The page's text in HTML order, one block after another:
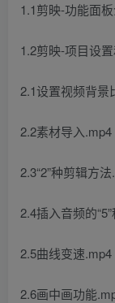
1.1剪映-功能面
1.2剪映-项目设
2.1设置视频背景
2.2素材导入.mp4
2.3“2”种剪辑方
2.4插入音频的
2.5曲线变速.mp4
2.6画中画功能